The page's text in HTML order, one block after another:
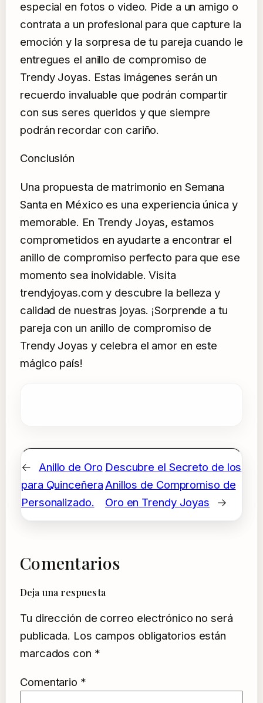
especial en fotos o video. Pide a un amigo o
contrata a un profesional para que capture la
emoción y la sorpresa de tu pareja cuando le
entregues el anillo de compromiso de
Trendy Joyas. Estas imágenes serán un
recuerdo invaluable que podrán compartir
con sus seres queridos y que siempre
podrán recordar con cariño.
Conclusión
Una propuesta de matrimonio en Semana
Santa en México es una experiencia única y
memorable. En Trendy Joyas, estamos
comprometidos en ayudarte a encontrar el
anillo de compromiso perfecto para que ese
momento sea inolvidable. Visita
trendyjoyas.com y descubre la belleza y
calidad de nuestras joyas. ¡Sorprende a tu
pareja con un anillo de compromiso de
Trendy Joyas y celebra el amor en este
mágico país!
←
Anillo de Oro
para Quinceñera
Personalizado.
Descubre el Secreto de los
Anillos de Compromiso de
Oro en Trendy Joyas
→
Comentarios
Deja una respuesta
Tu dirección de correo electrónico no será
publicada. Los campos obligatorios están
marcados con *
Comentario *